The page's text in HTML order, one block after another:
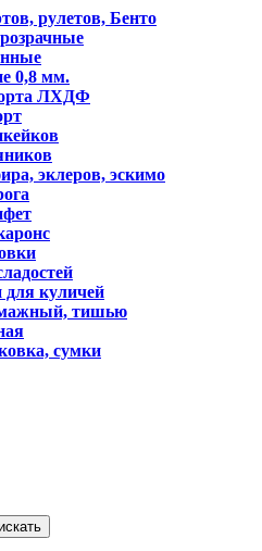
рулетов, Бенто
0,8 мм.
ЛХДФ
эклеров, эскимо
куличей
тишью
сумки
искать